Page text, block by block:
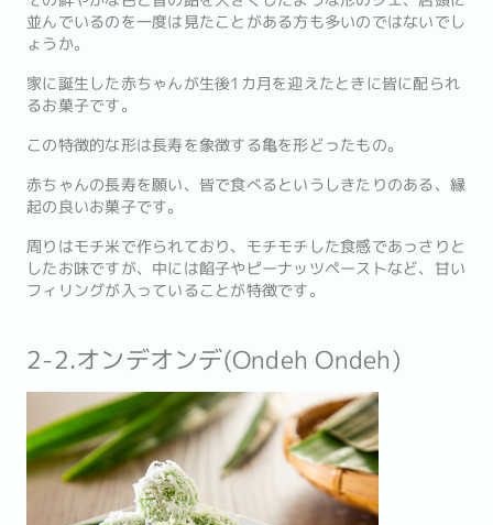
並んでいるのを一度は見たことがある方も多いのではないでし
ょうか。
家に誕生した赤ちゃんが生後1カ月を迎えたときに皆に配られ
るお菓子です。
この特徴的な形は長寿を象徴する亀を形どったもの。
赤ちゃんの長寿を願い、皆で食べるというしきたりのある、縁
起の良いお菓子です。
周りはモチ米で作られており、モチモチした食感であっさりと
したお味ですが、中には餡子やピーナッツペーストなど、甘い
フィリングが入っていることが特徴です。
2-2.オンデオンデ(Ondeh Ondeh)